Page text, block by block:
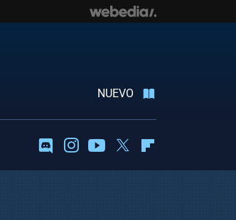
NUEVO
DiscordInstagramYoutubeTwitter